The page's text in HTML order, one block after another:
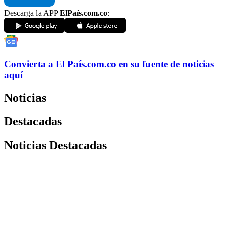
Descarga la APPElPaís.com.co:
Convierta a El País.com.co en su fuente de noticias
aquí
Noticias
Destacadas
Noticias Destacadas